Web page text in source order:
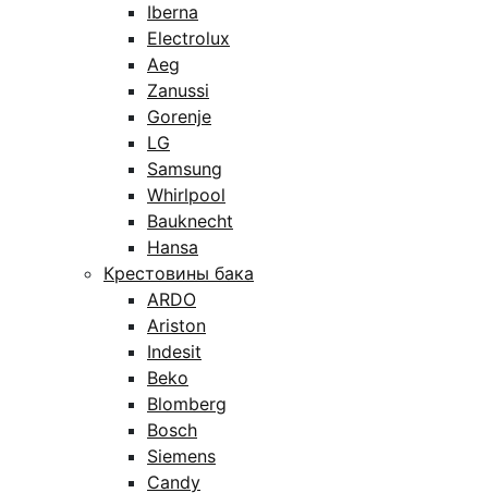
Iberna
Electrolux
Aeg
Zanussi
Gorenje
LG
Samsung
Whirlpool
Bauknecht
Hansa
Крестовины бака
ARDO
Ariston
Indesit
Beko
Blomberg
Bosch
Siemens
Candy